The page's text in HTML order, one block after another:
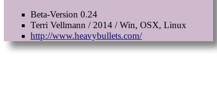
Beta-Version 0.24
Terri Vellmann / 2014 / Win, OSX, Linux
http://www.heavybullets.com/